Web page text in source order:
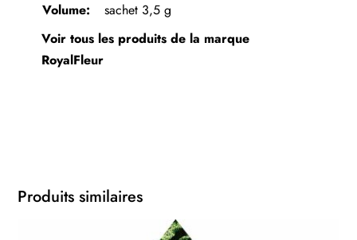
Volume:
sachet 3,5 g
Voir tous les produits de la marque
RoyalFleur
Produits similaires